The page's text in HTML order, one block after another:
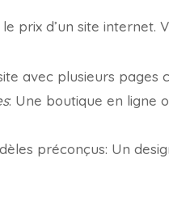
prix d’un site internet.
avec plusieurs pages
: Une boutique en ligne
préconçus: Un